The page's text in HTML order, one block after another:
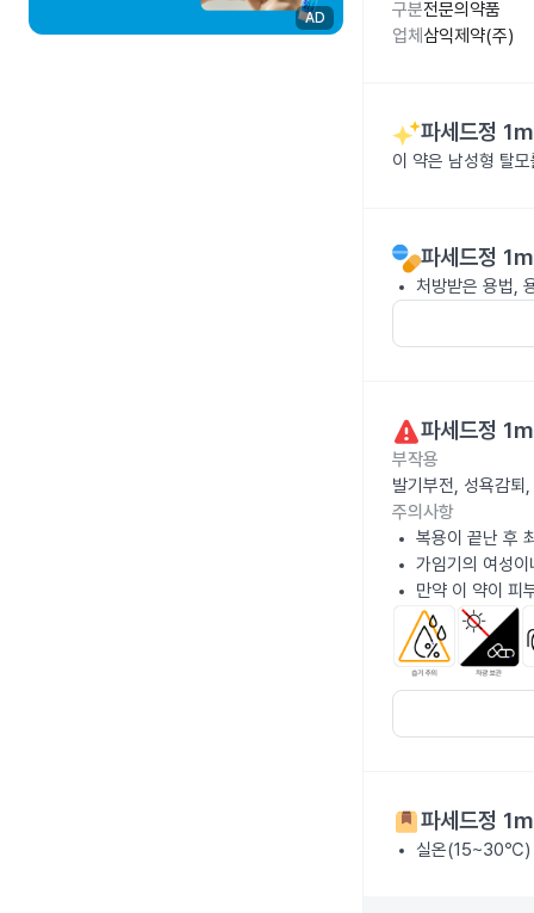
AD
구분전문의약품
업체 삼익제약(주)
파세드정
이 약은 남성형 탈
파세드정
처방받은 용법,
파세드정
부작용
발기부전, 성욕감퇴
주의사항
복용이 끝난 후
가임기의 여성
만약 이 약이 피
파세드정
실온(15~30℃)